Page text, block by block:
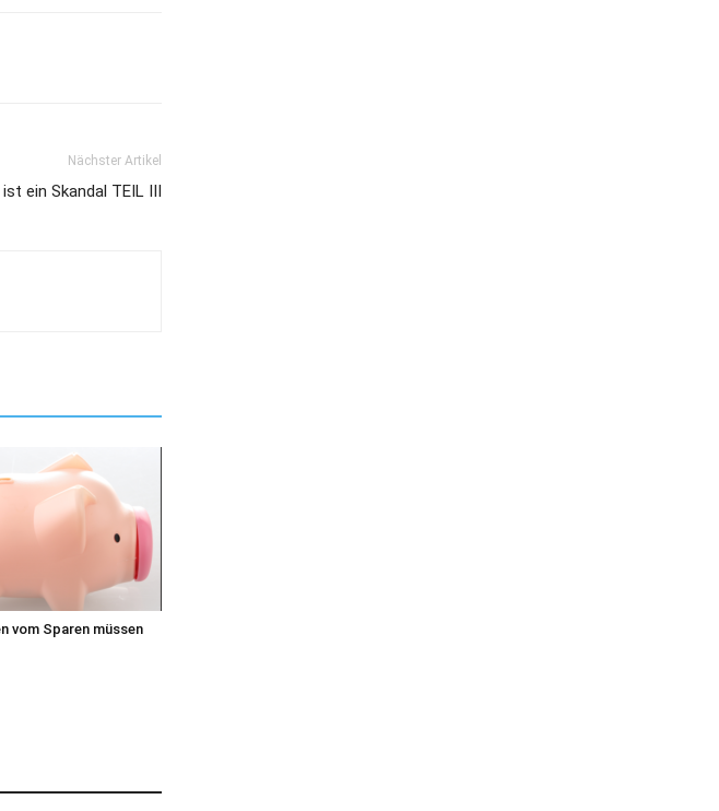
Nächster Artikel
ein Skandal TEIL III
vom Sparen müssen